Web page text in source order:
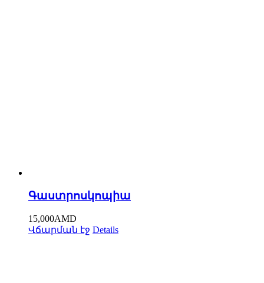
Գաստրոսկոպիա
15,000AMD
Վճարման էջ Details